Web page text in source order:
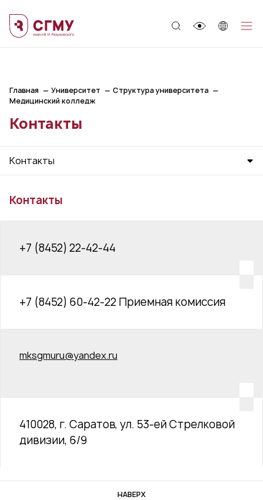
Главная Университет
Структура университета
Медицинский колледж
Контакты
Контакты
Контакты
+7 (8452) 22-42-44
+7 (8452) 60-42-22 Приемная комиссия
mksgmuru@yandex.ru
410028, г. Саратов, ул. 53-ей Стрелковой
дивизии, 6/9
НАВЕРХ